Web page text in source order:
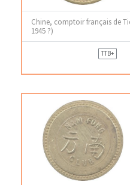
Chine, comptoir français de
1945 ?)
TTB+